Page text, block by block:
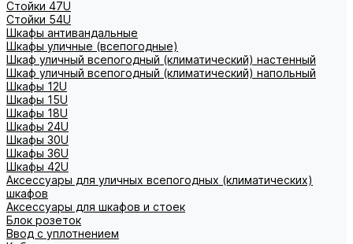
Стойки 47U
Стойки 54U
Шкафы антивандальные
Шкафы уличные (всепогодные)
Шкаф уличный всепогодный (климатический) настенный
Шкаф уличный всепогодный (климатический) напольный
Шкафы 12U
Шкафы 15U
Шкафы 18U
Шкафы 24U
Шкафы 30U
Шкафы 36U
Шкафы 42U
Аксессуары для уличных всепогодных (климатических)
шкафов
Аксессуары для шкафов и стоек
Блок розеток
Ввод с уплотнением